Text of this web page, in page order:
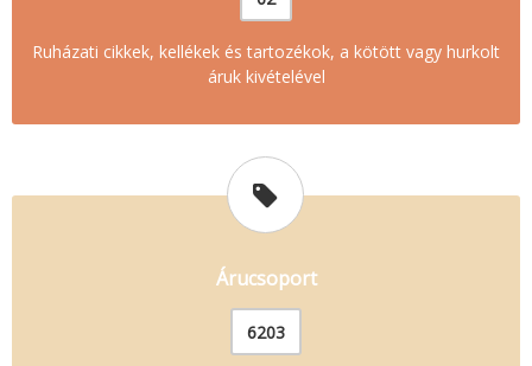
Ruházati cikkek, kellékek és tartozékok, a kötött vagy hurkolt
áruk kivételével
Árucsoport
6203